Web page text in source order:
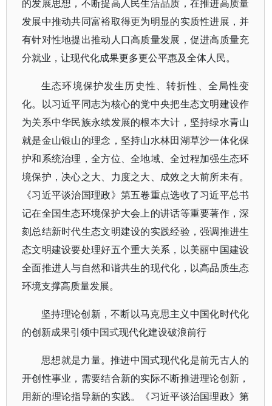
的发展思想，不断提高人民生活品质，在推进高质量
发展中推动共同富裕取得更为明显的实质性进展，并
有针对性地提出推动人口高质量发展，促进高质量充
分就业，让现代化成果更多更公平惠及全体人民。
生态环境保护发生历史性、转折性、全局性变
化。以习近平同志为核心的党中央把生态文明建设作
为关系中华民族永续发展的根本大计，坚持绿水青山
就是金山银山的理念，坚持山水林田湖草沙一体化保
护和系统治理，全方位、全地域、全过程加强生态环
境保护，决心之大、力度之大、成效之大前所未有。
《习近平谈治国理政》第五卷重点选收了习近平总书
记在全国生态环境保护大会上的讲话等重要著作，深
刻总结新时代生态文明建设的实践经验，强调推进生
态文明建设要处理好五个重大关系，以美丽中国建设
全面推进人与自然和谐共生的现代化，以高品质生态
环境支撑高质量发展。
坚持理论创新，不断以马克思主义中国化时代化
的创新成果引领中国式现代化建设破浪前行
思想就是力量。推进中国式现代化是前无古人的
开创性事业，需要结合新的实际不断推进理论创新，
用新的理论指导新的实践。《习近平谈治国理政》第